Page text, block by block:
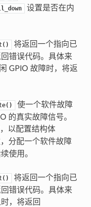
设置是否在内
将返回一个指向已
错误代码。具体来
GPIO 故障时，将返
使一个软件故障
的真实故障信号。
以配置结构体
分配一个软件故障
使用。
将返回一个指向已
错误代码。具体来
，将返回